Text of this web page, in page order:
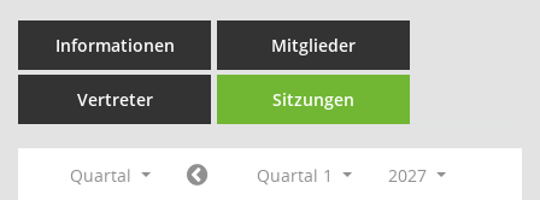
Informationen Mitglieder
Vertreter Sitzungen
Quartal Quartal 1
2027